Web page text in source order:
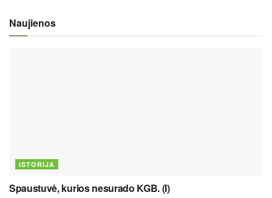
Naujienos
ISTORIJA
Spaustuvė, kurios nesurado KGB. (I)